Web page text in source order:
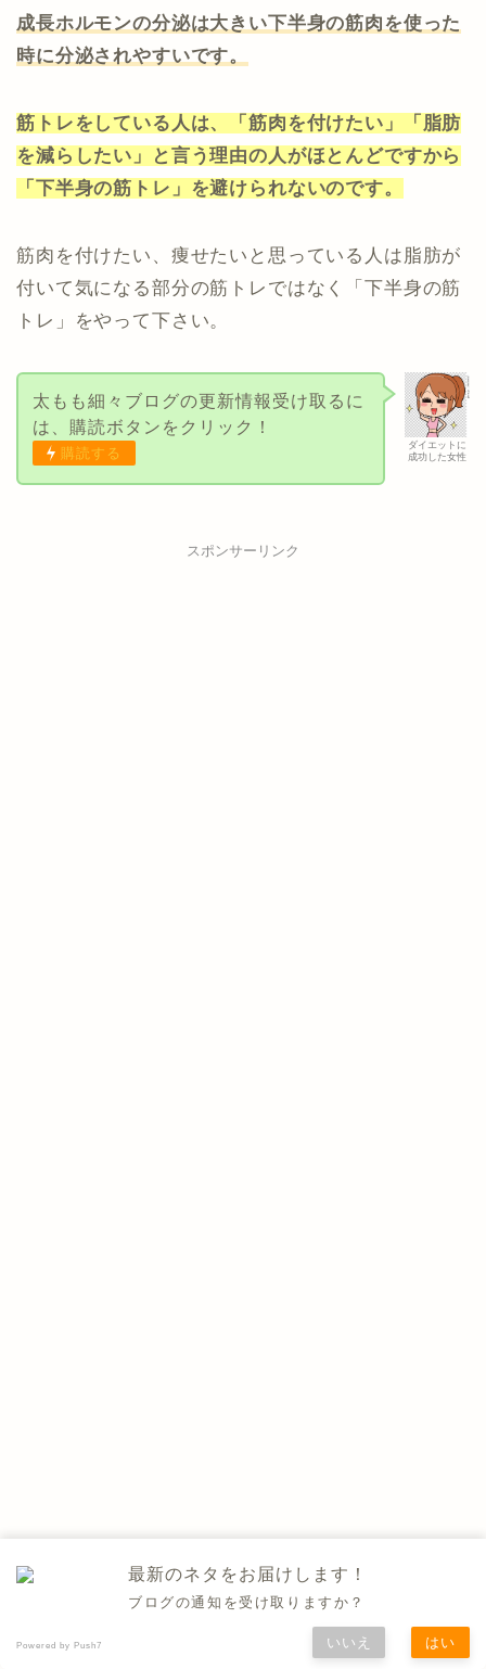
成長ホルモンの分泌は大きい下半身の筋肉を使った
時に分泌されやすいです。
筋トレをしている人は、「筋肉を付けたい」「脂肪
を減らしたい」と言う理由の人がほとんどですから
「下半身の筋トレ」を避けられないのです。
筋肉を付けたい、痩せたいと思っている人は脂肪が
付いて気になる部分の筋トレではなく「下半身の筋
トレ」をやって下さい。
ダイエットに
成功した女性
太もも細々ブログの更新情報受け取るに
は、購読ボタンをクリック！
購読する
スポンサーリンク
最新のネタをお届けします！
ブログの通知を受け取りますか？
Powered by Push7 いいえ はい